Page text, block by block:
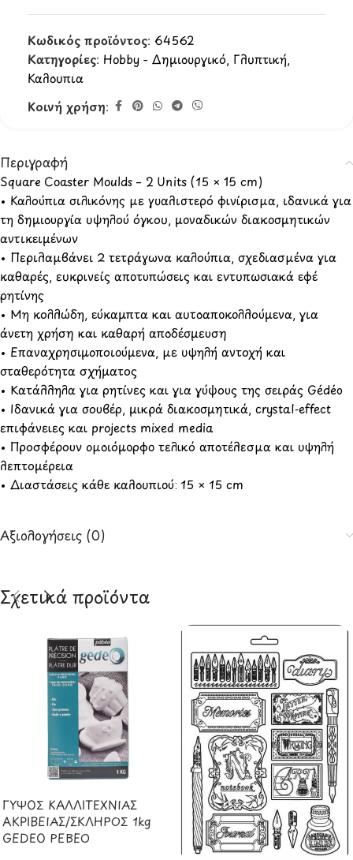
Κωδικός προϊόντος: 64562
Κατηγορίες: Hobby - Δημιουργικό, Γλυπτική,
Καλουπια
Κοινή χρήση:
Περιγραφή
Square Coaster Moulds – 2 Units (15 × 15 cm)
• Καλούπια σιλικόνης με γυαλιστερό φινίρισμα, ιδανικά για
τη δημιουργία υψηλού όγκου, μοναδικών διακοσμητικών
αντικειμένων
• Περιλαμβάνει 2 τετράγωνα καλούπια, σχεδιασμένα για
καθαρές, ευκρινείς αποτυπώσεις και εντυπωσιακά εφέ
ρητίνης
• Μη κολλώδη, εύκαμπτα και αυτοαποκολλούμενα, για
άνετη χρήση και καθαρή αποδέσμευση
• Επαναχρησιμοποιούμενα, με υψηλή αντοχή και
σταθερότητα σχήματος
• Κατάλληλα για ρητίνες και για γύψους της σειράς Gédéo
• Ιδανικά για σουβέρ, μικρά διακοσμητικά, crystal‑effect
επιφάνειες και projects mixed media
• Προσφέρουν ομοιόμορφο τελικό αποτέλεσμα και υψηλή
λεπτομέρεια
• Διαστάσεις κάθε καλουπιού: 15 × 15 cm
Αξιολογήσεις (0)
Σχετικά προϊόντα
ΓΥΨΟΣ ΚΑΛΛΙΤΕΧΝΙΑΣ
ΑΚΡΙΒΕΙΑΣ/ΣΚΛΗΡΟΣ 1kg
GEDEO PEBEO